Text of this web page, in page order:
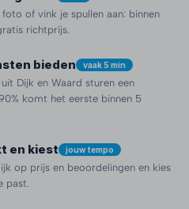
of vink je spullen aan: binnen
richtprijs.
bieden vaak 5 min
Dijk en Waard sturen een
komt het eerste binnen 5
en kiest jouw tempo
op prijs en beoordelingen en kies
past.